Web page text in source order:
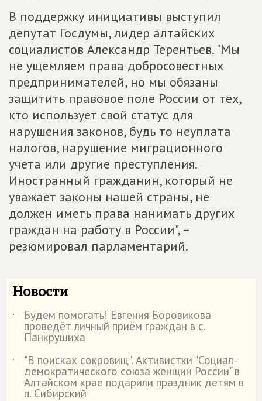
В поддержку инициативы выступил
депутат Госдумы, лидер алтайских
социалистов Александр Терентьев. "Мы
не ущемляем права добросовестных
предпринимателей, но мы обязаны
защитить правовое поле России от тех,
кто использует свой статус для
нарушения законов, будь то неуплата
налогов, нарушение миграционного
учета или другие преступления.
Иностранный гражданин, который не
уважает законы нашей страны, не
должен иметь права нанимать других
граждан на работу в России", –
резюмировал парламентарий.
Новости
˙ Будем помогать! Евгения Боровикова
проведёт личный приём граждан в с.
Панкрушиха
˙
"В поисках сокровищ". Активистки "Социал-
демократического союза женщин России" в
Алтайском крае подарили праздник детям в
п. Сибирский